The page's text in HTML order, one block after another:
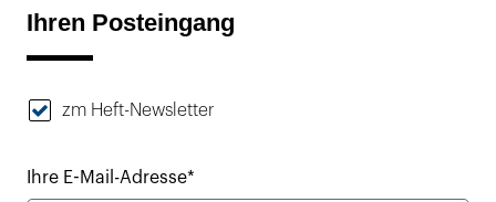
Ihren Posteingang
zm Heft-Newsletter
Ihre E-Mail-Adresse*